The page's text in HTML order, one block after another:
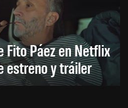
Fito Páez en Netflix
estreno y tráiler